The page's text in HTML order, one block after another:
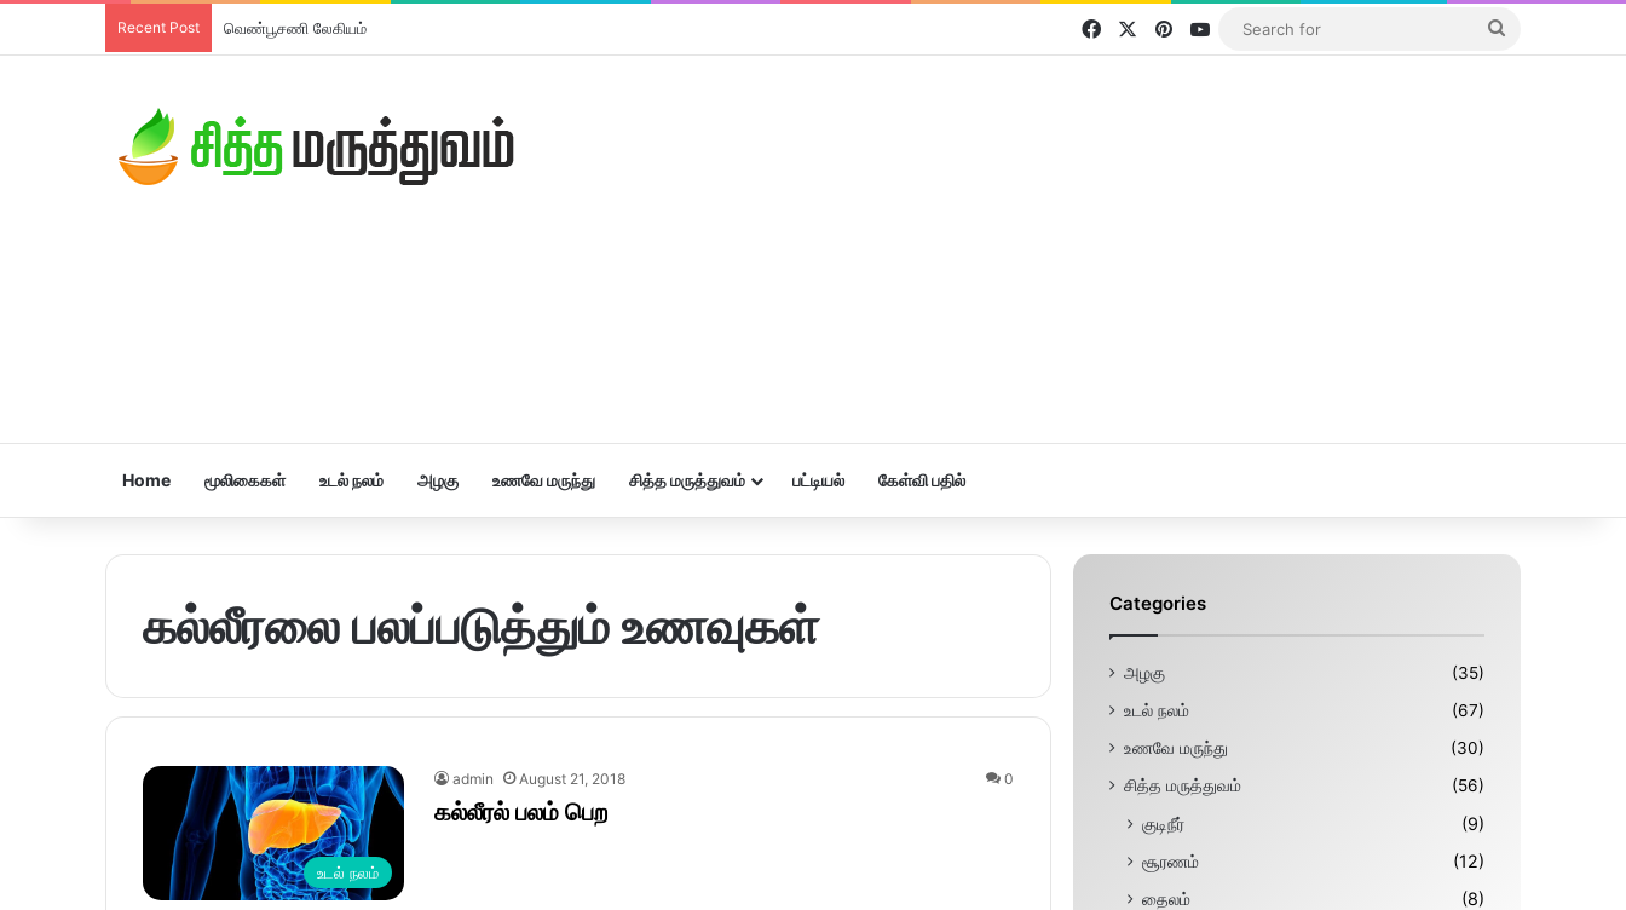
Recent Post வெண்பூசணி லேகியம் FacebookPinterestYouTube
Home மூலிகைகள் உடல் நலம் அழகு உணவே மருந்து சித்த மருத்துவம் பட்டியல் கேள்வி பதில்
கல்லீரலை பலப்படுத்தும் உணவுகள்
உடல் நலம்
admin August 21, 2018 0
கல்லீரல் பலம் பெற
Categories
அழகு
(35)
உடல் நலம்
(67)
உணவே மருந்து
(30)
சித்த மருத்துவம்
(56)
குடிநீர்
(9)
சூரணம்
(12)
தைலம்
(8)